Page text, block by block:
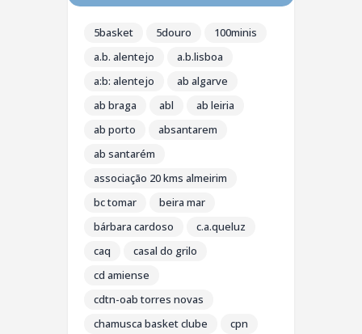
5basket 5douro
100minis
a.b. alentejo
a.b.lisboa
a:b: alentejo
ab algarve
ab braga
abl
ab leiria
ab porto
absantarem
ab santarém
associação 20 kms almeirim
bc tomar
beira mar
bárbara cardoso
c.a.queluz
caq
casal do grilo
cd amiense
cdtn-oab torres novas
chamusca basket clube
cpn